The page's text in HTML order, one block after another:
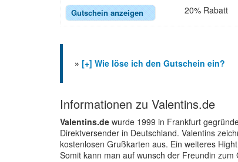
Gutschein anzeigen 20% Rabatt
» [+] Wie löse ich den Gutschein ein?
Informationen zu Valentins.de
Valentins.de wurde 1999 in Frankfurt
Direktversender in Deutschland. Valentins
kostenlosen Grußkarten aus. Ein weiteres
Somit kann man auf wunsch der Freundin